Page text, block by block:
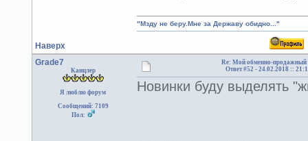
Наверх
"Мзду не беру.Мне за Державу обидно..."
Grade7
Канцлер
Я люблю форум
Сообщений: 7109
Пол:
Re: Мой обменно-продажный
Ответ #52 - 24.02.2018 ::
Новинки буду выделять